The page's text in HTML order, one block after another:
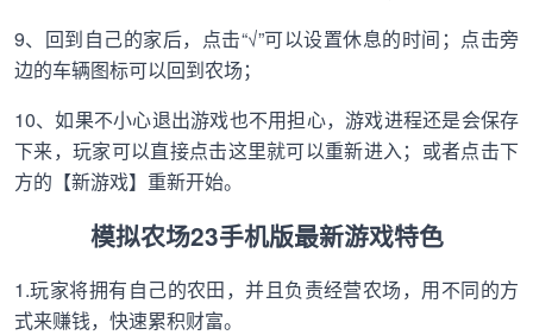
9、回到自己的家后，点击“√”可以设置休息的时间；点击旁
边的车辆图标可以回到农场；
10、如果不小心退出游戏也不用担心，游戏进程还是会保存
下来，玩家可以直接点击这里就可以重新进入；或者点击下
方的【新游戏】重新开始。
模拟农场23手机版最新游戏特色
1.玩家将拥有自己的农田，并且负责经营农场，用不同的方
式来赚钱，快速累积财富。